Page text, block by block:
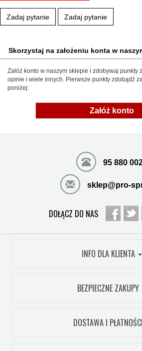
Zadaj pytanie Zadaj pytanie
Skorzystaj na założeniu konta w
Załóż konto w naszym sklepie i zdobywaj punkty
opinie i wiele innych. Pierwsze punkty zdobądź
poniżej:
Załóż konto
95 880
sklep@pro-
DOŁĄCZ DO NAS
INFO DLA KLIENTA
BEZPIECZNE ZAKUPY
DOSTAWA I PŁATNOŚCI